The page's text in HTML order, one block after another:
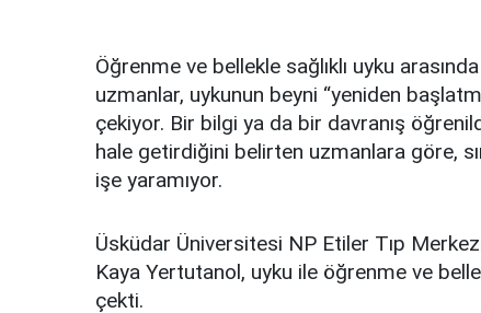
Öğrenme ve bellekle sağlıklı uyku
uzmanlar, uykunun beyni “yeniden
çekiyor. Bir bilgi ya da bir davranış
hale getirdiğini belirten uzmanlara göre,
işe yaramıyor.
Üsküdar Üniversitesi NP Etiler Tıp
Kaya Yertutanol, uyku ile öğrenme ve
çekti.